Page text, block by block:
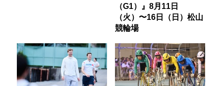
（G1）』8月11日
（火）〜16日（日）松山
競輪場